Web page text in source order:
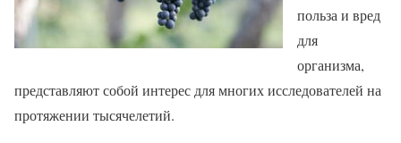
польза и вред
для
организма,
представляют собой интерес для многих исследователей на
протяжении тысячелетий.